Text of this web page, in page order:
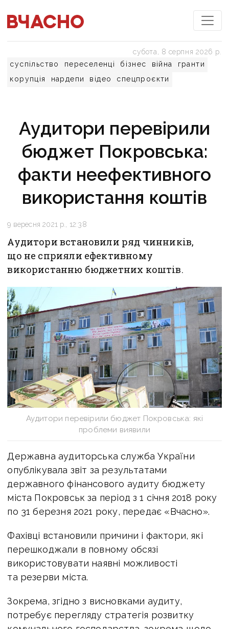
суспільство переселенці бізнес війна
гранти
корупція
нардепи відео спецпроєкти
субота, 8 серпня 2026 р.
Аудитори перевірили
бюджет Покровська:
факти неефективного
використання коштів
9 вересня 2021 р., 12:38
Аудитори встановили ряд чинників,
що не сприяли ефективному
використанню бюджетних коштів.
Аудитори перевірили бюджет Покровська: які
проблеми виявили
Державна аудиторська служба України
опублікувала звіт за результатами
державного фінансового аудиту бюджету
міста Покровськ за період з 1 січня 2018 року
по 31 березня 2021 року, передає «Вчасно».
Фахівці встановили причини і фактори, які
перешкоджали в повному обсязі
використовувати наявні можливості
та резерви міста.
Зокрема, згідно з висновками аудиту,
потребує перегляду стратегія розвитку